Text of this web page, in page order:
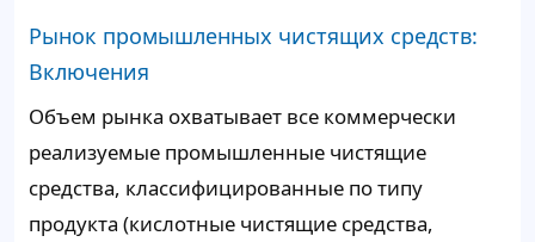
Рынок промышленных чистящих средств:
Включения
Объем рынка охватывает все коммерчески
реализуемые промышленные чистящие
средства, классифицированные по типу
продукта (кислотные чистящие средства,